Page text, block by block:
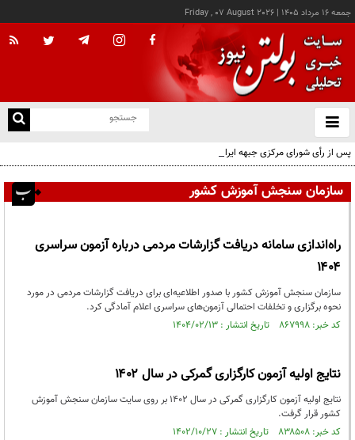
جمعه ۱۶ مرداد ۱۴۰۵ |
Friday , 07 August 2026
باز
و
پس از رأی شورای مرکزی جبهه ایران اسلامی؛ اعضای حقیقی و حقوقی دفتر سیاسی مشخص
شدند
سازمان سنجش آموزش کشور
راه‌اندازی سامانه دریافت گزارشات مردمی درباره آزمون سراسری
۱۴۰۴
سازمان سنجش آموزش کشور با صدور اطلاعیه‌ای برای دریافت گزارشات مردمی در مورد
نحوه برگزاری و تخلفات احتمالی آزمون‌های سراسری اعلام آمادگی کرد.
کد خبر: ۸۶۷۹۹۸ تاریخ انتشار : ۱۴۰۴/۰۲/۱۳
نتایج اولیه آزمون کارگزاری گمرکی در سال ۱۴۰۲
نتایج اولیه آزمون کارگزاری گمرکی در سال ۱۴۰۲ بر روی سایت سازمان سنجش آموزش
کشور قرار گرفت.
کد خبر: ۸۳۸۵۰۸ تاریخ انتشار : ۱۴۰۲/۱۰/۲۷